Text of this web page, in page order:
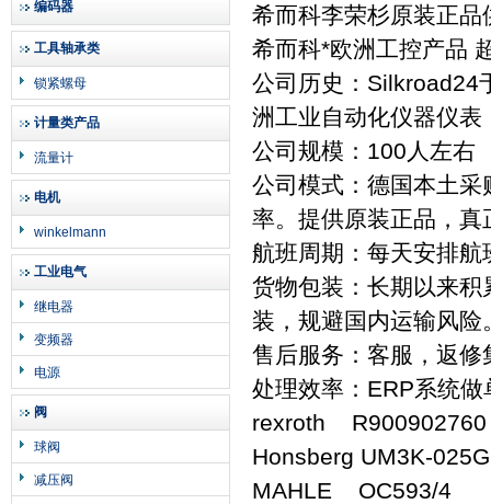
编码器
工具轴承类
锁紧螺母
计量类产品
流量计
电机
winkelmann
工业电气
继电器
变频器
电源
阀
球阀
减压阀
希而科李荣杉原装正
希而科*欧洲工控产
公司历史：Silkroad24
洲工业自动化仪器仪
公司规模：100人左右
公司模式：德国本土
率。提供原装正品，
航班周期：每天安排
货物包装：长期以来
装，规避国内运输风险
售后服务：客服，返
处理效率：ERP系统
rexroth R900902760
Honsberg UM3K-
MAHLE OC593/4